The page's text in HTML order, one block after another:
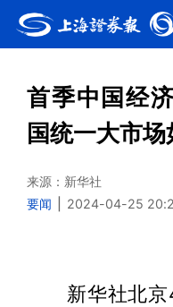
首季中国经
国统一大市
来源：新华社
要闻
2024-04-25
新华社北京4